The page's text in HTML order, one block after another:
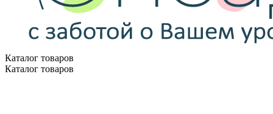
Каталог товаров
Каталог товаров